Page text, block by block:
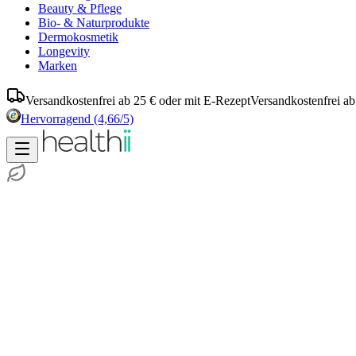
Beauty & Pflege
Bio- & Naturprodukte
Dermokosmetik
Longevity
Marken
Versandkostenfrei ab 25 € oder mit E-RezeptVersandkostenfrei
Hervorragend (4,66/5)